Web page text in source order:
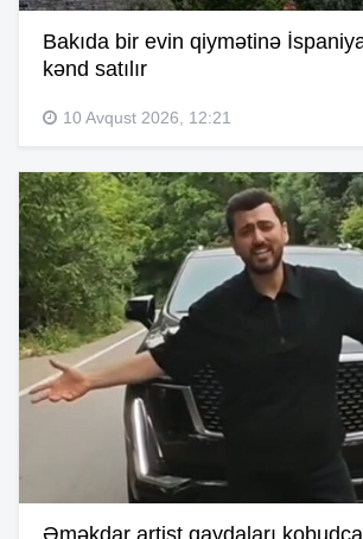
Bakıda bir evin qiymətinə
kənd satılır
10 Avqust 2026, 12:21